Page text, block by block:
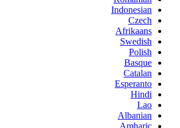
Indonesian
Czech
Afrikaans
Swedish
Polish
Basque
Catalan
Esperanto
Hindi
Lao
Albanian
Amharic